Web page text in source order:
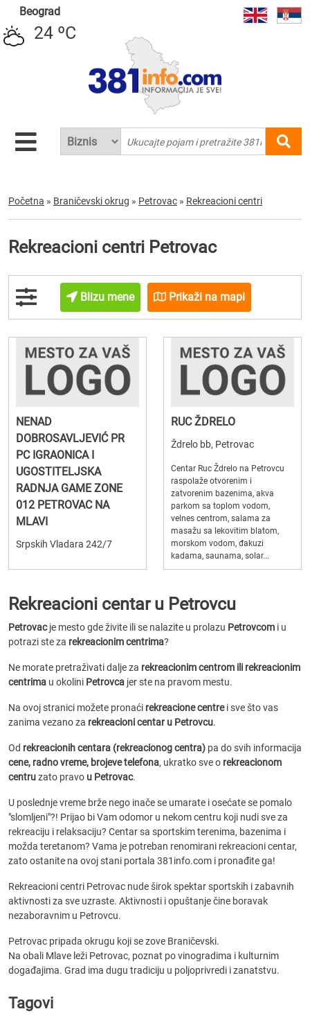
Beograd
24 ºC
Početna » Braničevski okrug » Petrovac » Rekreacioni centri
Rekreacioni centri Petrovac
Blizu mene Prikaži na mapi
NENAD
DOBROSAVLJEVIĆ PR
PC IGRAONICA I
UGOSTITELJSKA
RADNJA GAME ZONE
012 PETROVAC NA
MLAVI
Srpskih Vladara 242/7
RUC ŽDRELO
Ždrelo bb, Petrovac
Centar Ruc Ždrelo na Petrovcu
raspolaže otvorenim i
zatvorenim bazenima, akva
parkom sa toplom vodom,
velnes centrom, salama za
masažu sa lekovitim blatom,
morskom vodom, đakuzi
kadama, saunama, solar...
Rekreacioni centar u Petrovcu
Petrovacje mesto gde živite ili se nalazite u prolazu Petrovcom i u
potrazi ste za rekreacionim centrima?
Ne morate pretraživati dalje za rekreacionim centrom ili rekreacionim
centrima u okolini Petrovca jer ste na pravom mestu.
Na ovoj stranici možete pronaći rekreacione centrei sve što vas
zanima vezano za rekreacioni centar u Petrovcu.
Od rekreacionih centara (rekreacionog centra) pa do svih informacija
cene, radno vreme, brojeve telefona, ukratko sve o rekreacionom
centruzato pravo u Petrovac.
U poslednje vreme brže nego inače se umarate i osećate se pomalo
"slomljeni"?! Prijao bi Vam odomor u nekom centru koji nudi sve za
rekreaciju i relaksaciju? Centar sa sportskim terenima, bazenima i
možda teretanom? Vama je potreban renomirani rekreacioni centar,
zato ostanite na ovoj stani portala 381info.com i pronađite ga!
Rekreacioni centri Petrovac nude širok spektar sportskih i zabavnih
aktivnosti za sve uzraste. Aktivnosti i opuštanje čine boravak
nezaboravnim u Petrovcu.
Petrovac pripada okrugu koji se zove Braničevski.
Na obali Mlave leži Petrovac, poznat po vinogradima i kulturnim
događajima. Grad ima dugu tradiciju u poljoprivredi i zanatstvu.
Tagovi